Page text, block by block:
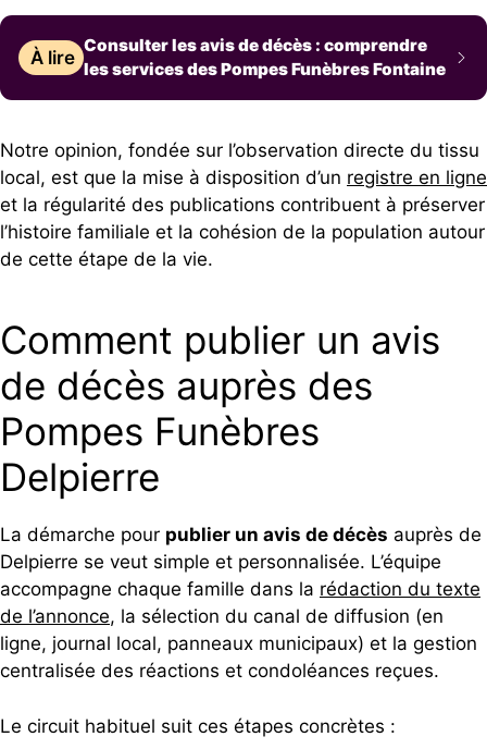
À lire
Consulter les avis de décès : comprendre
les services des Pompes Funèbres Fontaine
Notre opinion, fondée sur l’observation directe du tissu
local, est que la mise à disposition d’un registre en ligne
et la régularité des publications contribuent à préserver
l’histoire familiale et la cohésion de la population autour
de cette étape de la vie.
Comment publier un avis
de décès auprès des
Pompes Funèbres
Delpierre
La démarche pour publier un avis de décès auprès de
Delpierre se veut simple et personnalisée. L’équipe
accompagne chaque famille dans la rédaction du texte
de l’annonce, la sélection du canal de diffusion (en
ligne, journal local, panneaux municipaux) et la gestion
centralisée des réactions et condoléances reçues.
Le circuit habituel suit ces étapes concrètes :